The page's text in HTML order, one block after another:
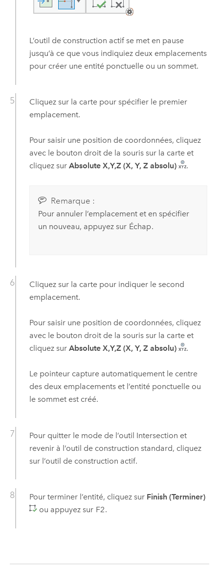
L’outil de construction actif se met en pause
jusqu’à ce que vous indiquiez deux emplacements
pour créer une entité ponctuelle ou un sommet.
Cliquez sur la carte pour spécifier le premier
emplacement.
Pour saisir une position de coordonnées, cliquez
avec le bouton droit de la souris sur la carte et
cliquez sur Absolute X,Y,Z (X, Y, Z absolu) .
Remarque :
Pour annuler l’emplacement et en spécifier
un nouveau, appuyez sur Échap.
Cliquez sur la carte pour indiquer le second
emplacement.
Pour saisir une position de coordonnées, cliquez
avec le bouton droit de la souris sur la carte et
cliquez sur Absolute X,Y,Z (X, Y, Z absolu) .
Le pointeur capture automatiquement le centre
des deux emplacements et l’entité ponctuelle ou
le sommet est créé.
Pour quitter le mode de l’outil Intersection et
revenir à l’outil de construction standard, cliquez
sur l’outil de construction actif.
Pour terminer l’entité, cliquez sur Finish (Terminer)
ou appuyez sur F2.